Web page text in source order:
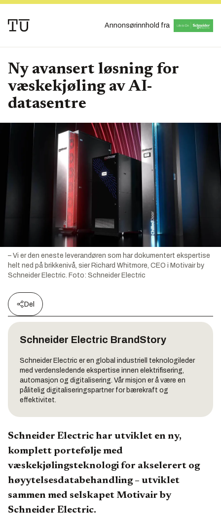
Annonsørinnhold fra
Ny avansert løsning for
væskekjøling av AI-
datasentre
– Vi er den eneste leverandøren som har dokumentert ekspertise
helt ned på brikkenivå, sier Richard Whitmore, CEO i Motivair by
Schneider Electric. Foto: Schneider Electric
Del
Schneider Electric BrandStory
Schneider Electric er en global industriell teknologileder
med verdensledende ekspertise innen elektrifisering,
automasjon og digitalisering. Vår misjon er å være en
pålitelig digitaliseringspartner for bærekraft og
effektivitet.
Schneider Electric har utviklet en ny,
komplett portefølje med
væskekjølingsteknologi for akselerert og
høyytelsesdatabehandling – utviklet
sammen med selskapet Motivair by
Schneider Electric.